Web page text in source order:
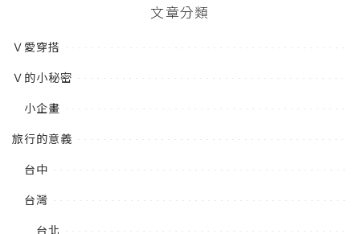
文章分類
Ｖ愛穿搭
Ｖ的小秘密
小企畫
旅行的意義
台中
台灣
台北